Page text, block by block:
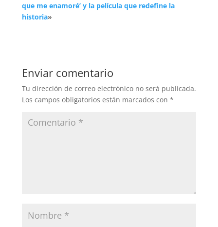
que me enamoré’ y la película que redefine la
historia»
Enviar comentario
Tu dirección de correo electrónico no será publicada.
Los campos obligatorios están marcados con *